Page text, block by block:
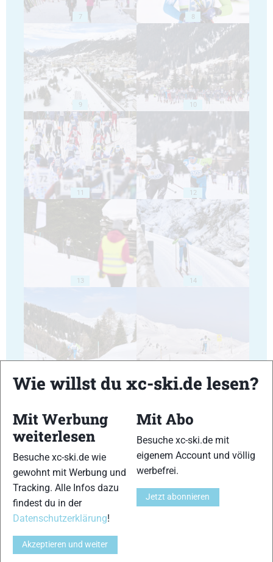
7 8
9 10
11 12
13 14
17 18
19
Wie willst du xc-ski.de lesen?
Mit Werbung
weiterlesen
Besuche xc-ski.de wie
gewohnt mit Werbung und
Tracking. Alle Infos dazu
findest du in der
Datenschutzerklärung!
Akzeptieren und weiter
Mit Abo
Besuche xc-ski.de mit
eigenem Account und völlig
werbefrei.
Jetzt abonnieren